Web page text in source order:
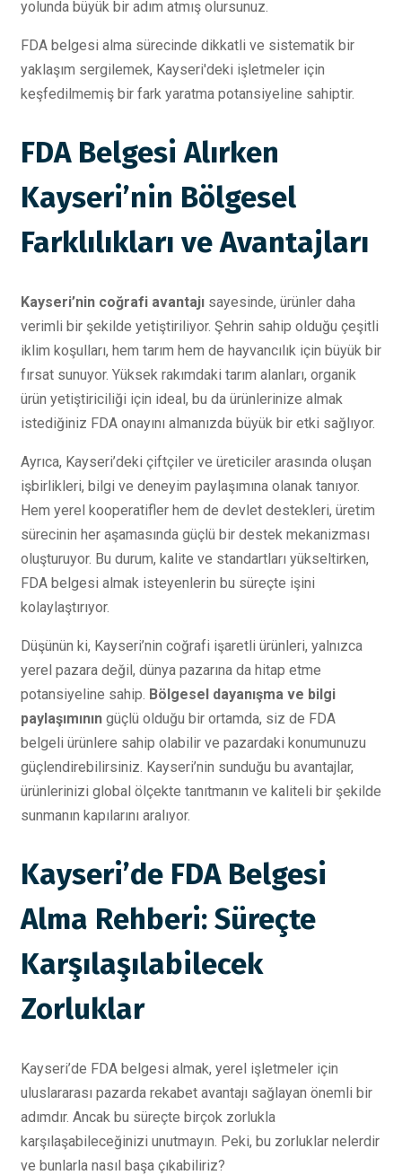
yolunda büyük bir adım atmış olursunuz.
FDA belgesi alma sürecinde dikkatli ve sistematik bir
yaklaşım sergilemek, Kayseri'deki işletmeler için
keşfedilmemiş bir fark yaratma potansiyeline sahiptir.
FDA Belgesi Alırken
Kayseri’nin Bölgesel
Farklılıkları ve Avantajları
Kayseri’nin coğrafi avantajı sayesinde, ürünler daha
verimli bir şekilde yetiştiriliyor. Şehrin sahip olduğu çeşitli
iklim koşulları, hem tarım hem de hayvancılık için büyük bir
fırsat sunuyor. Yüksek rakımdaki tarım alanları, organik
ürün yetiştiriciliği için ideal, bu da ürünlerinize almak
istediğiniz FDA onayını almanızda büyük bir etki sağlıyor.
Ayrıca, Kayseri’deki çiftçiler ve üreticiler arasında oluşan
işbirlikleri, bilgi ve deneyim paylaşımına olanak tanıyor.
Hem yerel kooperatifler hem de devlet destekleri, üretim
sürecinin her aşamasında güçlü bir destek mekanizması
oluşturuyor. Bu durum, kalite ve standartları yükseltirken,
FDA belgesi almak isteyenlerin bu süreçte işini
kolaylaştırıyor.
Düşünün ki, Kayseri’nin coğrafi işaretli ürünleri, yalnızca
yerel pazara değil, dünya pazarına da hitap etme
potansiyeline sahip. Bölgesel dayanışma ve bilgi
paylaşımının güçlü olduğu bir ortamda, siz de FDA
belgeli ürünlere sahip olabilir ve pazardaki konumunuzu
güçlendirebilirsiniz. Kayseri’nin sunduğu bu avantajlar,
ürünlerinizi global ölçekte tanıtmanın ve kaliteli bir şekilde
sunmanın kapılarını aralıyor.
Kayseri’de FDA Belgesi
Alma Rehberi: Süreçte
Karşılaşılabilecek
Zorluklar
Kayseri’de FDA belgesi almak, yerel işletmeler için
uluslararası pazarda rekabet avantajı sağlayan önemli bir
adımdır. Ancak bu süreçte birçok zorlukla
karşılaşabileceğinizi unutmayın. Peki, bu zorluklar nelerdir
ve bunlarla nasıl başa çıkabiliriz?